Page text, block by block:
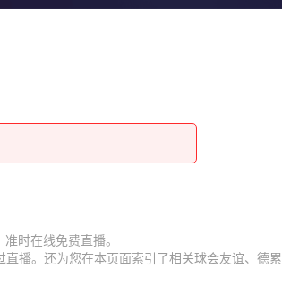
时在线免费直播。
播。还为您在本页面索引了相关球会友谊、德累